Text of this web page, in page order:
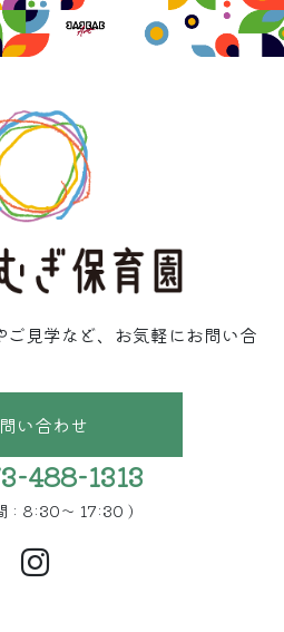
見学など、お気軽にお問い合
い合わせ
488-1313
: 8:30〜 17:30 )